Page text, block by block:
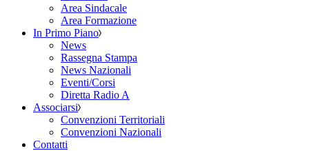
Area Sindacale
Area Formazione
In Primo Piano
News
Rassegna Stampa
News Nazionali
Eventi/Corsi
Diretta Radio A
Associarsi
Convenzioni Territoriali
Convenzioni Nazionali
Contatti